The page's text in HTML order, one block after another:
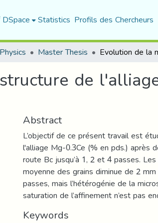
Statistics Profils des Chercheurs
Master Thesis
de
Abstract
L’objectif de ce présent travail est
l'alliage Mg-0.3Ce (% en pds.) après
route Bc jusqu’à 1, 2 et 4 passes.
moyenne des grains diminue de 2
passes, mais l’hétérogénie de la
saturation de l’affinement n’est pas
Keywords